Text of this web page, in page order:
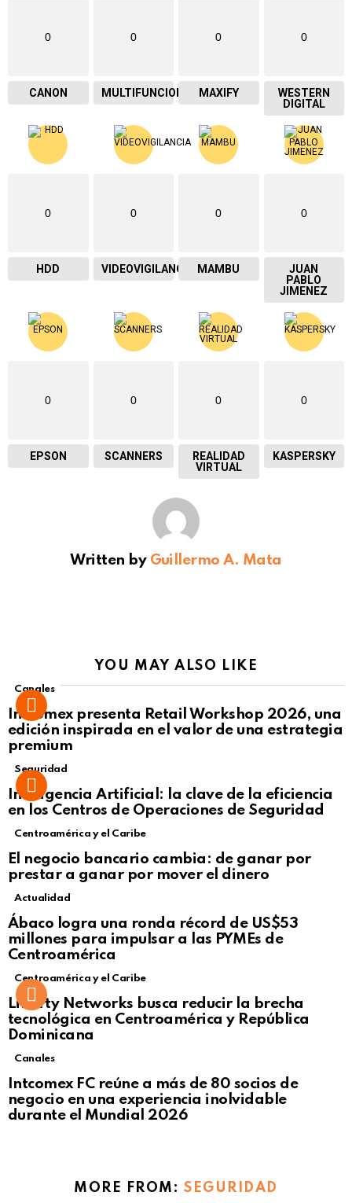
0
CANON
0
MULTIFUNCIONAL
0
MAXIFY
0
WESTERN
DIGITAL
0
HDD
0
VIDEOVIGILANCIA
0
MAMBU
0
JUAN
PABLO
JIMENEZ
0
EPSON
0
SCANNERS
0
REALIDAD
VIRTUAL
0
KASPERSKY
Written by Guillermo A. Mata
YOU MAY ALSO LIKE
Canales
Intcomex presenta Retail Workshop 2026, una
edición inspirada en el valor de una estrategia
premium
Seguridad
Inteligencia Artificial: la clave de la eficiencia
en los Centros de Operaciones de Seguridad
Centroamérica y el Caribe
El negocio bancario cambia: de ganar por
prestar a ganar por mover el dinero
Not Safe For Work
Click to view this post
Actualidad
Ábaco logra una ronda récord de US$53
millones para impulsar a las PYMEs de
Centroamérica
Centroamérica y el Caribe
Liberty Networks busca reducir la brecha
tecnológica en Centroamérica y República
Dominicana
Canales
Intcomex FC reúne a más de 80 socios de
negocio en una experiencia inolvidable
durante el Mundial 2026
MORE FROM:SEGURIDAD